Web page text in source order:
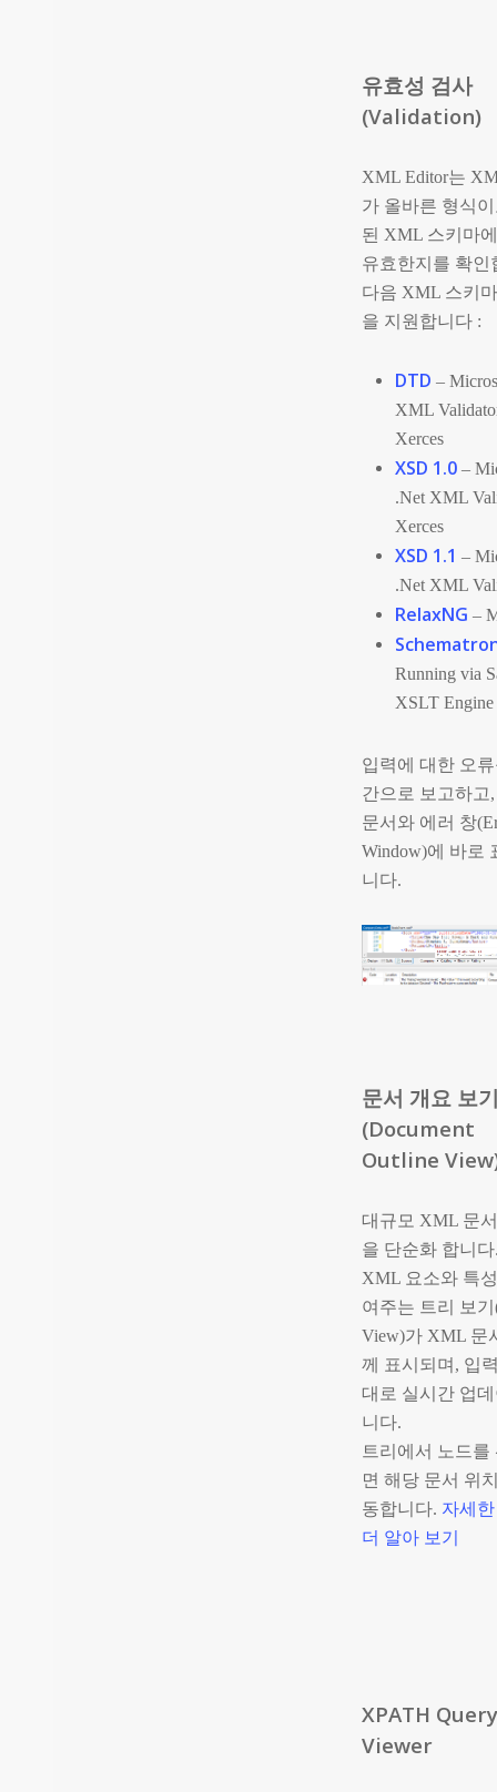
유효성 검사
(Validation)
XML Editor는
가 올바른 형식
된 XML 스키마
유효한지를 확인
다음 XML 스키
을 지원합니다 :
DTD –
XML
Xerces
XSD 1.0 –
.Net XML
Xerces
XSD 1.1 –
.Net XML
RelaxNG –
Running via
XSLT Engine
입력에 대한 오
간으로 보고하고
문서와 에러 창
Window)에 바로
니다.
문서 개요 보
(Document
Outline
대규모 XML 문
을 단순화 합니
XML 요소와 특
여주는 트리 보기
View)가 XML 문
께 표시되며, 입
대로 실시간 업
니다.
트리에서 노드를
면 해당 문서 위
동합니다. 자세
더 알아 보기
XPATH
Viewer